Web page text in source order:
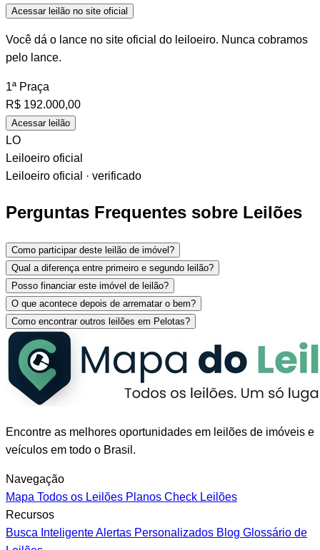
Acessar leilão no site oficial
Você dá o lance no site oficial do leiloeiro. Nunca cobramos
pelo lance.
1ª Praça
R$ 192.000,00
Acessar leilão
LO
Leiloeiro oficial
Leiloeiro oficial · verificado
Perguntas Frequentes sobre Leilões
Como participar deste leilão de imóvel?
Qual a diferença entre primeiro e segundo leilão?
Posso financiar este imóvel de leilão?
O que acontece depois de arrematar o bem?
Como encontrar outros leilões em Pelotas?
Encontre as melhores oportunidades em leilões de imóveis e
veículos em todo o Brasil.
Navegação
Mapa Todos os Leilões Planos Check Leilões
Recursos
Busca InteligenteAlertas Personalizados Blog Glossário de